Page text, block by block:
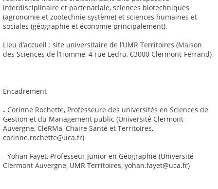
interdisciplinaire et partenariale, sciences biotechniques
(agronomie et zootechnie système) et sciences humaines et
sociales (géographie et économie principalement).
Lieu d’accueil : site universitaire de l’UMR Territoires (Maison
des Sciences de l’Homme, 4 rue Ledru, 63000 Clermont-Ferrand)
Encadrement
₋ Corinne Rochette, Professeure des universités en Sciences de
Gestion et du Management public (Université Clermont
Auvergne, CleRMa, Chaire Santé et Territoires,
corinne.rochette@uca.fr)
₋ Yohan Fayet, Professeur Junior en Géographie (Université
Clermont Auvergne, UMR Territoires, yohan.fayet@uca.fr)